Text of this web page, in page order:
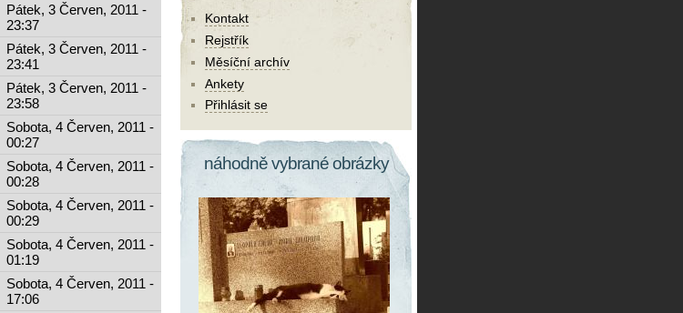
Pátek, 3 Červen, 2011 -
23:37
Pátek, 3 Červen, 2011 -
23:41
Pátek, 3 Červen, 2011 -
23:58
Sobota, 4 Červen, 2011 -
00:27
Sobota, 4 Červen, 2011 -
00:28
Sobota, 4 Červen, 2011 -
00:29
Sobota, 4 Červen, 2011 -
01:19
Sobota, 4 Červen, 2011 -
17:06
Kontakt
Rejstřík
Měsíční archív
Ankety
Přihlásit se
náhodně vybrané obrázky